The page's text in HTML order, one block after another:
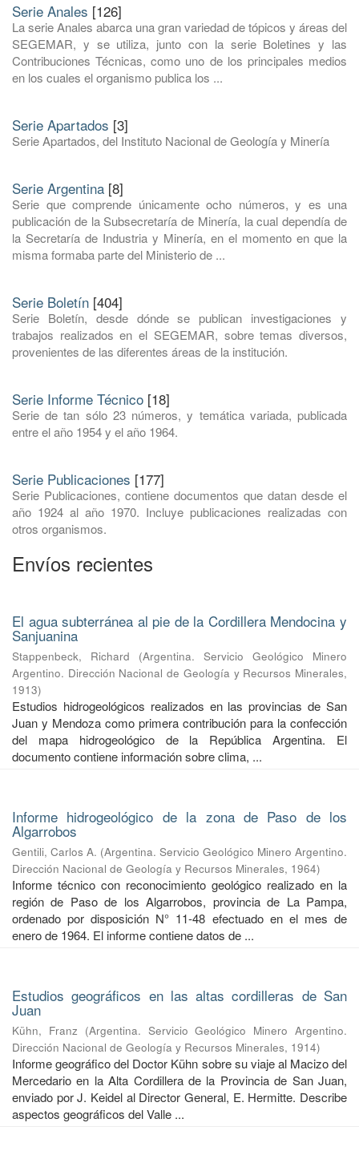
Serie Anales [126]
La serie Anales abarca una gran variedad de tópicos y áreas del
SEGEMAR, y se utiliza, junto con la serie Boletines y las
Contribuciones Técnicas, como uno de los principales medios
en los cuales el organismo publica los ...
Serie Apartados [3]
Serie Apartados, del Instituto Nacional de Geología y Minería
Serie Argentina [8]
Serie que comprende únicamente ocho números, y es una
publicación de la Subsecretaría de Minería, la cual dependía de
la Secretaría de Industria y Minería, en el momento en que la
misma formaba parte del Ministerio de ...
Serie Boletín [404]
Serie Boletín, desde dónde se publican investigaciones y
trabajos realizados en el SEGEMAR, sobre temas diversos,
provenientes de las diferentes áreas de la institución.
Serie Informe Técnico [18]
Serie de tan sólo 23 números, y temática variada, publicada
entre el año 1954 y el año 1964.
Serie Publicaciones [177]
Serie Publicaciones, contiene documentos que datan desde el
año 1924 al año 1970. Incluye publicaciones realizadas con
otros organismos.
Envíos recientes
El agua subterránea al pie de la Cordillera Mendocina y
Sanjuanina
Stappenbeck, Richard (Argentina. Servicio Geológico Minero
Argentino. Dirección Nacional de Geología y Recursos Minerales,
1913)
Estudios hidrogeológicos realizados en las provincias de San
Juan y Mendoza como primera contribución para la confección
del mapa hidrogeológico de la República Argentina. El
documento contiene información sobre clima, ...
Informe hidrogeológico de la zona de Paso de los
Algarrobos
Gentili, Carlos A. (Argentina. Servicio Geológico Minero Argentino.
Dirección Nacional de Geología y Recursos Minerales, 1964)
Informe técnico con reconocimiento geológico realizado en la
región de Paso de los Algarrobos, provincia de La Pampa,
ordenado por disposición N° 11-48 efectuado en el mes de
enero de 1964. El informe contiene datos de ...
Estudios geográficos en las altas cordilleras de San
Juan
Kühn, Franz (Argentina. Servicio Geológico Minero Argentino.
Dirección Nacional de Geología y Recursos Minerales, 1914)
Informe geográfico del Doctor Kühn sobre su viaje al Macizo del
Mercedario en la Alta Cordillera de la Provincia de San Juan,
enviado por J. Keidel al Director General, E. Hermitte. Describe
aspectos geográficos del Valle ...